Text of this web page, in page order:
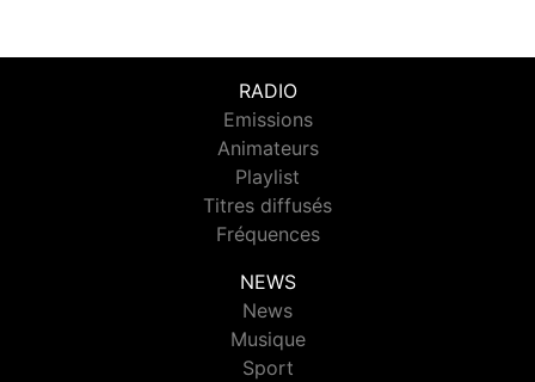
RADIO
Emissions
Animateurs
Playlist
Titres diffusés
Fréquences
NEWS
News
Musique
Sport